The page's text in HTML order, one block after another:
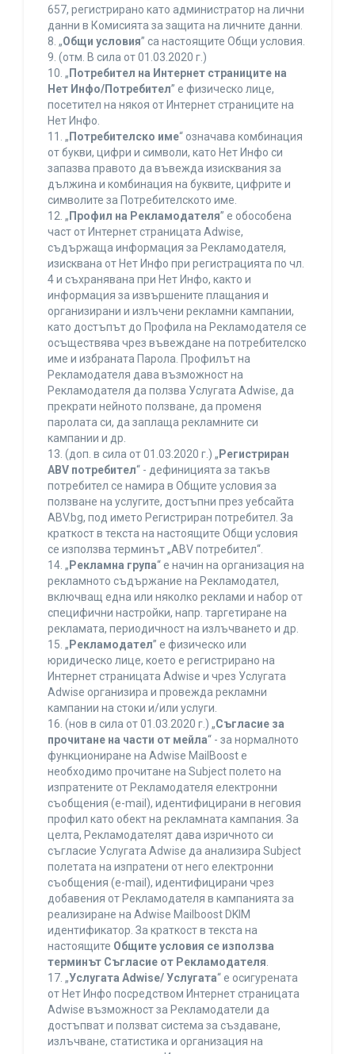
657, регистрирано като администратор на лични
данни в Комисията за защита на личните данни.
8. „Общи условия” са настоящите Общи условия.
9. (отм. В сила от 01.03.2020 г.)
10. „ Потребител на Интернет страниците на
Нет Инфо/Потребител” е физическо лице,
посетител на някоя от Интернет страниците на
Нет Инфо.
11. „ Потребителско име“ означава комбинация
от букви, цифри и символи, като Нет Инфо си
запазва правото да въвежда изисквания за
дължина и комбинация на буквите, цифрите и
символите за Потребителското име.
12. „ Профил на Рекламодателя” е обособена
част от Интернет страницата Adwise,
съдържаща информация за Рекламодателя,
изисквана от Нет Инфо при регистрацията по чл.
4 и съхранявана при Нет Инфо, както и
информация за извършените плащания и
организирани и излъчени рекламни кампании,
като достъпът до Профила на Рекламодателя се
осъществява чрез въвеждане на потребителско
име и избраната Парола. Профилът на
Рекламодателя дава възможност на
Рекламодателя да ползва Услугата Adwise, да
прекрати нейното ползване, да променя
паролата си, да заплаща рекламните си
кампании и др.
13. (доп. в сила от 01.03.2020 г.) „ Регистриран
ABV потребител“ - дефиницията за такъв
потребител се намира в Общите условия за
ползване на услугите, достъпни през уебсайта
ABV.bg, под името Регистриран потребител. За
краткост в текста на настоящите Общи условия
се използва терминът „ABV потребител“.
14. „ Рекламна група“ е начин на организация на
рекламното съдържание на Рекламодател,
включващ една или няколко реклами и набор от
специфични настройки, напр. таргетиране на
рекламата, периодичност на излъчването и др.
15. „ Рекламодател” е физическо или
юридическо лице, което е регистрирано на
Интернет страницата Adwise и чрез Услугата
Adwise организира и провежда рекламни
кампании на стоки и/или услуги.
16. (нов в сила от 01.03.2020 г.) „Съгласие за
прочитане на части от мейла“ - за нормалното
функциониране на Adwise MailBoost е
необходимо прочитане на Subject полето на
изпратените от Рекламодателя електронни
съобщения (e-mail), идентифицирани в неговия
профил като обект на рекламната кампания. За
целта, Рекламодателят дава изричното си
съгласие Услугата Adwise да анализира Subject
полетата на изпратени от него електронни
съобщения (e-mail), идентифицирани чрез
добавения от Рекламодателя в кампанията за
реализиране на Adwise Mailboost DKIM
идентификатор. За краткост в текста на
настоящите Общите условия се използва
терминът Съгласие от Рекламодателя.
17. „Услугата Adwise/ Услугата“ е осигурената
от Нет Инфо посредством Интернет страницата
Adwise възможност за Рекламодатели да
достъпват и ползват система за създаване,
излъчване, статистика и организация на